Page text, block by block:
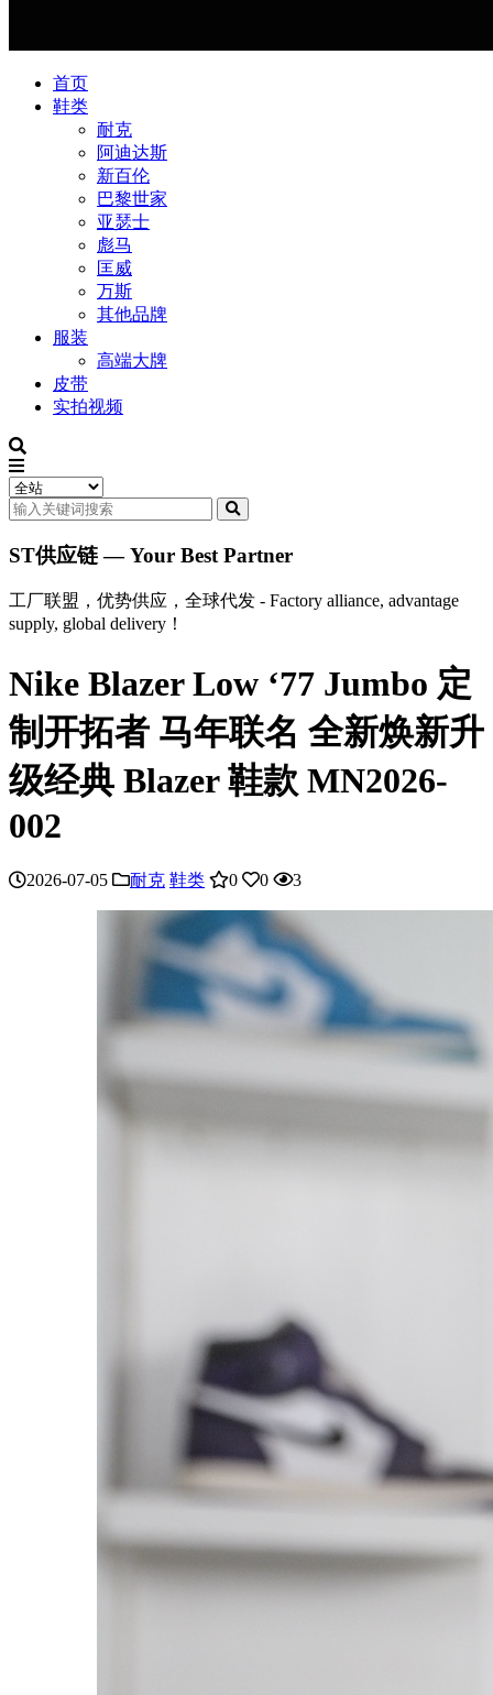
首页
鞋类
耐克
阿迪达斯
新百伦
巴黎世家
亚瑟士
彪马
匡威
万斯
其他品牌
服装
高端大牌
皮带
实拍视频
ST供应链 — Your Best Partner
工厂联盟，优势供应，全球代发 - Factory alliance, advantage
supply, global delivery！
Nike Blazer Low ‘77 Jumbo 定
制开拓者 马年联名 全新焕新升
级经典 Blazer 鞋款 MN2026-
002
2026-07-05 耐克 鞋类 0 0 3